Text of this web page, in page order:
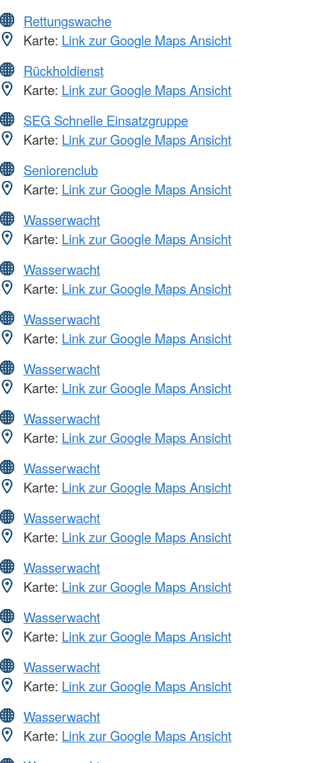
Rettungswache
Karte: Link zur Google Maps Ansicht
Rückholdienst
Karte: Link zur Google Maps Ansicht
SEG Schnelle Einsatzgruppe
Karte: Link zur Google Maps Ansicht
Seniorenclub
Karte: Link zur Google Maps Ansicht
Wasserwacht
Karte: Link zur Google Maps Ansicht
Wasserwacht
Karte: Link zur Google Maps Ansicht
Wasserwacht
Karte: Link zur Google Maps Ansicht
Wasserwacht
Karte: Link zur Google Maps Ansicht
Wasserwacht
Karte: Link zur Google Maps Ansicht
Wasserwacht
Karte: Link zur Google Maps Ansicht
Wasserwacht
Karte: Link zur Google Maps Ansicht
Wasserwacht
Karte: Link zur Google Maps Ansicht
Wasserwacht
Karte: Link zur Google Maps Ansicht
Wasserwacht
Karte: Link zur Google Maps Ansicht
Wasserwacht
Karte: Link zur Google Maps Ansicht